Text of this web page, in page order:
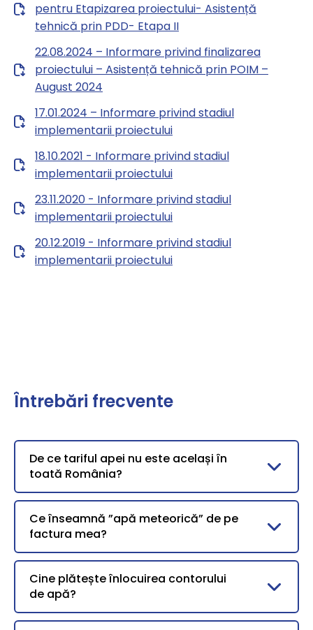
pentru Etapizarea proiectului- Asistență
tehnică prin PDD- Etapa II
22.08.2024 – Informare privind finalizarea
proiectului – Asistență tehnică prin POIM –
August 2024
17.01.2024 – Informare privind stadiul
implementarii proiectului
18.10.2021 - Informare privind stadiul
implementarii proiectului
23.11.2020 - Informare privind stadiul
implementarii proiectului
20.12.2019 - Informare privind stadiul
implementarii proiectului
Întrebări frecvente
De ce tariful apei nu este același în
toată România?
Ce înseamnă ”apă meteorică” de pe
factura mea?
Cine plătește înlocuirea contorului
de apă?